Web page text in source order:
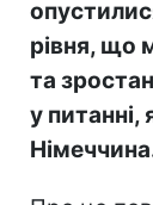
рівня, що
та
у